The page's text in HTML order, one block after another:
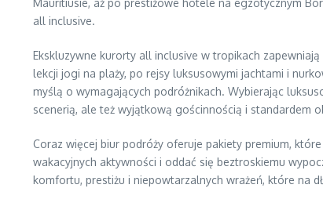
Mauritiusie, aż po prestiżowe hotele na egzotycznym
all inclusive.
Ekskluzywne kurorty all inclusive w tropikach
lekcji jogi na plaży, po rejsy luksusowymi jachtami i
myślą o wymagających podróżnikach. Wybierając
scenerią, ale też wyjątkową gościnnością i standardem
Coraz więcej biur podróży oferuje pakiety premium,
wakacyjnych aktywności i oddać się beztroskiemu
komfortu, prestiżu i niepowtarzalnych wrażeń, które na